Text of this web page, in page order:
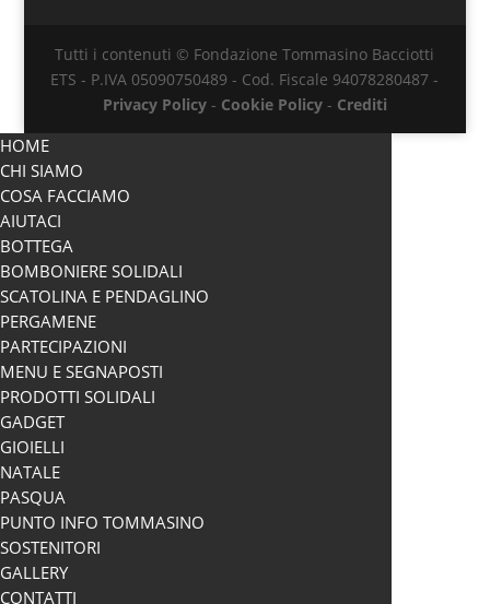
Tutti i contenuti © Fondazione Tommasino Bacciotti
ETS - P.IVA 05090750489 - Cod. Fiscale 94078280487 -
Privacy Policy- Cookie Policy- Crediti
HOME
CHI SIAMO
COSA FACCIAMO
AIUTACI
BOTTEGA
BOMBONIERE SOLIDALI
SCATOLINA E PENDAGLINO
PERGAMENE
PARTECIPAZIONI
MENU E SEGNAPOSTI
PRODOTTI SOLIDALI
GADGET
GIOIELLI
NATALE
PASQUA
PUNTO INFO TOMMASINO
SOSTENITORI
GALLERY
CONTATTI